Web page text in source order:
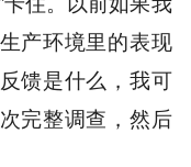
产环境里的表现
馈是什么，我可
完整调查，然后